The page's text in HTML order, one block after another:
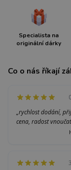
Specialista na
originální dárky
Co o nás říkají
„rychlost dodání,
cena, radost